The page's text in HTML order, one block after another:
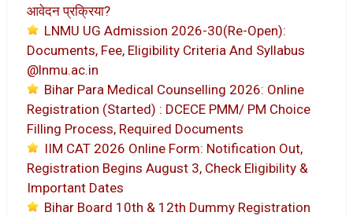
आवेदन प्रक्रिया?
LNMU UG Admission 2026-30(Re-Open):
Documents, Fee, Eligibility Criteria And Syllabus
@lnmu.ac.in
Bihar Para Medical Counselling 2026: Online
Registration (Started) : DCECE PMM/ PM Choice
Filling Process, Required Documents
IIM CAT 2026 Online Form: Notification Out,
Registration Begins August 3, Check Eligibility &
Important Dates
Bihar Board 10th & 12th Dummy Registration